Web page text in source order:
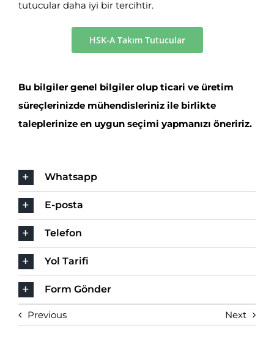
tutucular daha iyi bir tercihtir.
HSK-A Takım Tutucular
Bu bilgiler genel bilgiler olup ticari ve üretim
süreçlerinizde mühendisleriniz ile birlikte
taleplerinize en uygun seçimi yapmanızı öneririz.
Whatsapp
E-posta
Telefon
Yol Tarifi
Form Gönder
Previous Next